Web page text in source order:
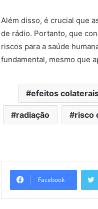
Além disso, é crucial que
de rádio. Portanto, que
riscos para a saúde
fundamental, mesmo que
efeitos
radiação risco
Facebook